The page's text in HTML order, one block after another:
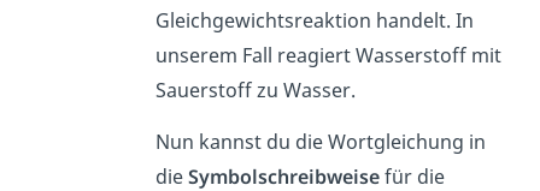
Gleichgewichtsreaktion handelt. In
unserem Fall reagiert Wasserstoff mit
Sauerstoff zu Wasser.
Nun kannst du die Wortgleichung in
dieSymbolschreibweisefür die